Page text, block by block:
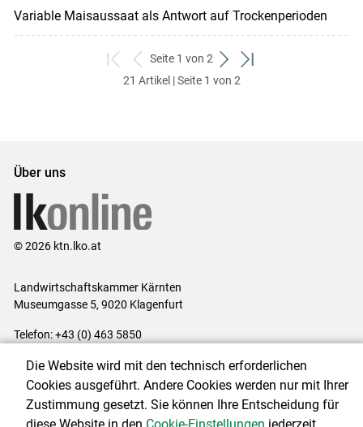
Variable Maisaussaat als Antwort auf Trockenperioden
zum
ersten
zurück
zum
Seite 1 von 2
weiter
zum
zum
21 Artikel | Seite 1 von 2
Über uns
© 2026 ktn.lko.at
Landwirtschaftskammer Kärnten
Museumgasse 5, 9020 Klagenfurt
Telefon: +43 (0) 463 5850
Impressum|Kontakt|Datenschutzerklärung|Barrierefreiheit|
Cookie-Einstellungen
Die Website wird mit den technisch erforderlichen
Cookies ausgeführt. Andere Cookies werden nur mit Ihrer
Zustimmung gesetzt. Sie können Ihre Entscheidung für